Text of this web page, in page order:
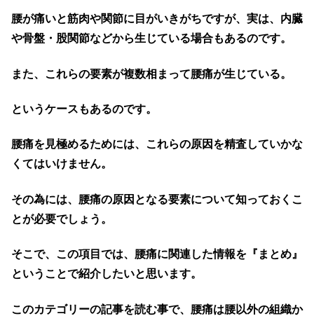
腰が痛いと筋肉や関節に目がいきがちですが、実は、内臓
や骨盤・股関節などから生じている場合もあるのです。
また、これらの要素が複数相まって腰痛が生じている。
というケースもあるのです。
腰痛を見極めるためには、これらの原因を精査していかな
くてはいけません。
その為には、腰痛の原因となる要素について知っておくこ
とが必要でしょう。
そこで、この項目では、腰痛に関連した情報を『まとめ』
ということで紹介したいと思います。
このカテゴリーの記事を読む事で、腰痛は腰以外の組織か